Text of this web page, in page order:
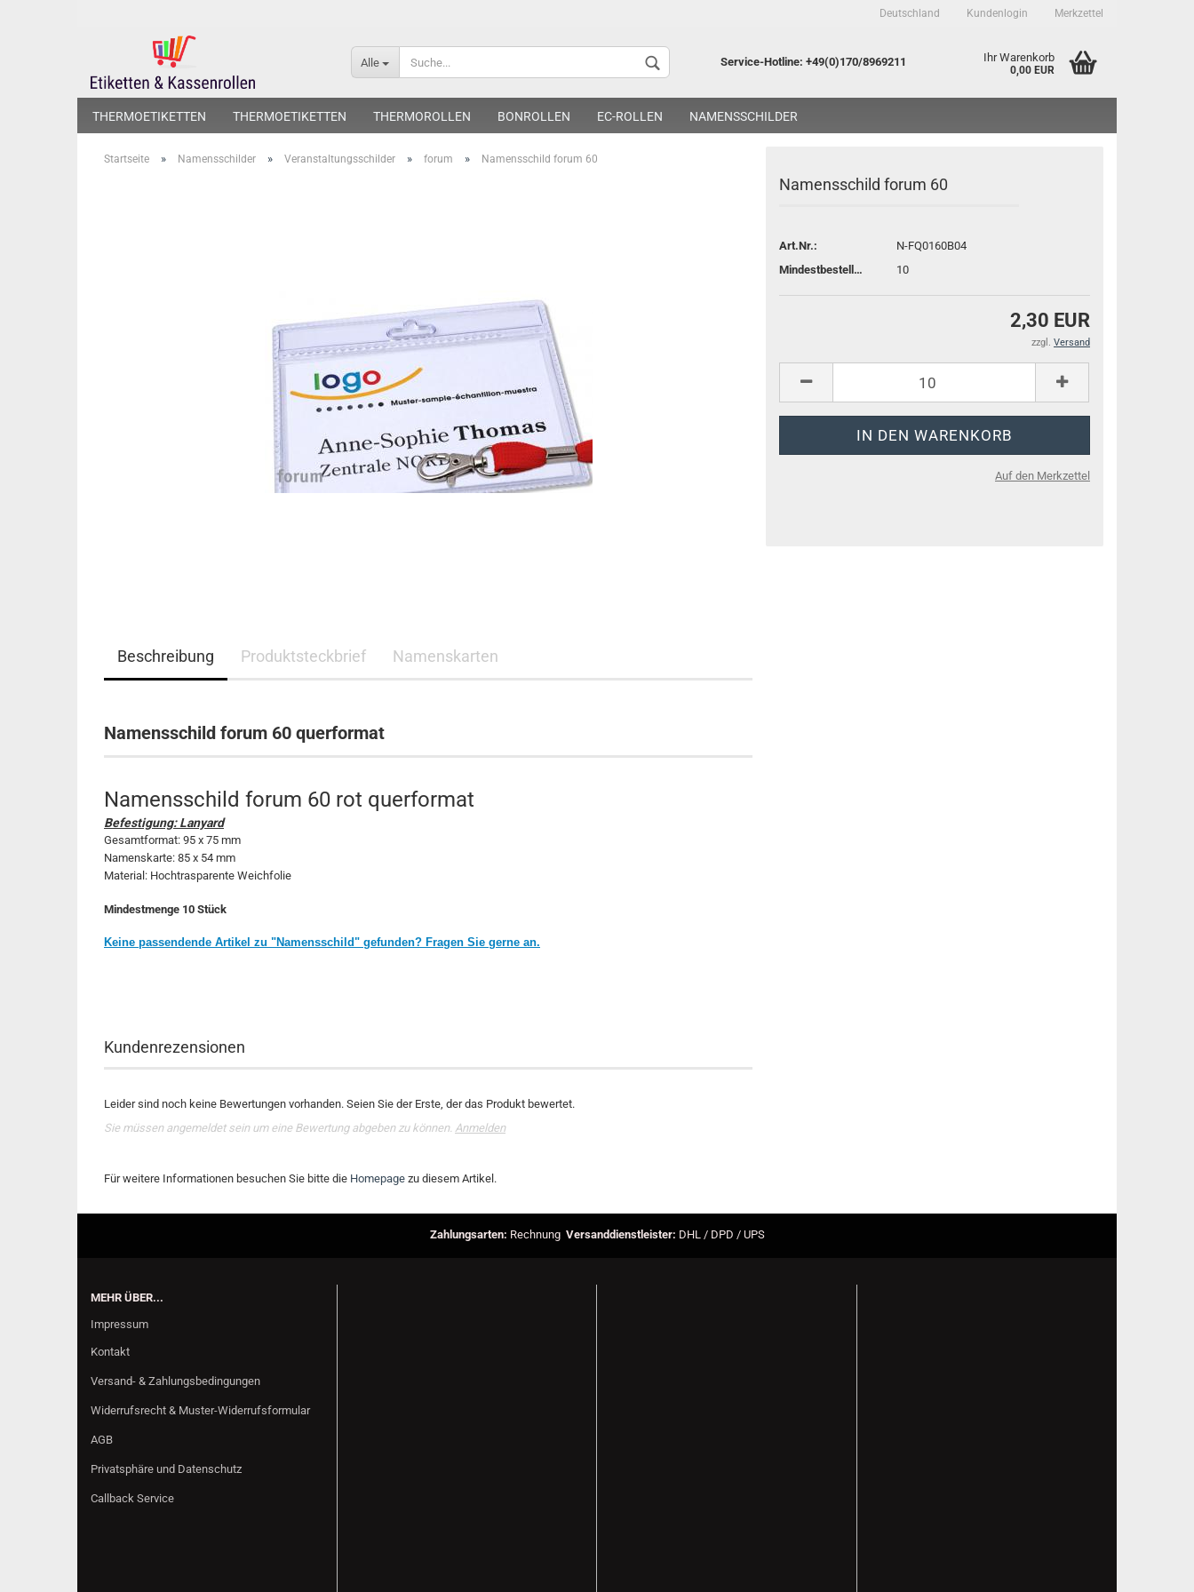
Deutschland Kundenlogin Merkzettel
Alle Service-Hotline: +49(0)170/8969211 Ihr Warenkorb
0,00 EUR
THERMOETIKETTEN THERMOETIKETTEN THERMOROLLEN BONROLLEN EC-ROLLEN NAMENSSCHILDER
Startseite » Namensschilder » Veranstaltungsschilder » forum » Namensschild forum 60
Namensschild forum 60
Art.Nr.:
N-FQ0160B04
Mindestbestellmenge:
10
2,30 EUR
zzgl. Versand
Auf den Merkzettel
Beschreibung Produktsteckbrief Namenskarten
Namensschild forum 60 querformat
Namensschild forum 60 rot querformat
Befestigung: Lanyard
Gesamtformat: 95 x 75 mm
Namenskarte: 85 x 54 mm
Material: Hochtrasparente Weichfolie
Mindestmenge 10 Stück
Keine passendende Artikel zu "Namensschild" gefunden? Fragen Sie gerne an.
Kundenrezensionen
Leider sind noch keine Bewertungen vorhanden. Seien Sie der Erste, der das Produkt bewertet.
Sie müssen angemeldet sein um eine Bewertung abgeben zu können. Anmelden
Für weitere Informationen besuchen Sie bitte die Homepage zu diesem Artikel.
Zahlungsarten: Rechnung Versanddienstleister: DHL / DPD / UPS
MEHR ÜBER...
Impressum
Kontakt
Versand- & Zahlungsbedingungen
Widerrufsrecht & Muster-Widerrufsformular
AGB
Privatsphäre und Datenschutz
Callback Service